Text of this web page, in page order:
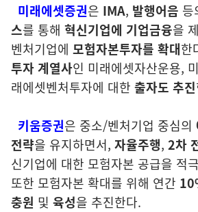
미래에셋증권은 IMA, 발행어음 등
스를 통해 혁신기업에 기업금융을
벤처기업에 모험자본투자를 확대한
투자 계열사인 미래에셋자산운용,
래에셋벤처투자에 대한 출자도 추진
키움증권은 중소/벤처기업 중심의
전략을 유지하면서, 자율주행, 2차
신기업에 대한 모험자본 공급을 적
또한 모험자본 확대를 위해 연간
충원 및 육성을 추진한다.